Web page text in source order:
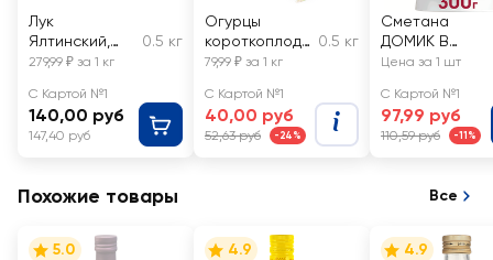
Лук
Ялтинский,
весовой
0.5 кг
279,99 ₽ за 1 кг
С Картой №1
140,00 руб
147,40 руб
Огурцы
короткоплодн
ые грунтовые,
0.5 кг
79,99 ₽ за 1 кг
С Картой №1
40,00 руб
52,63 руб -24%
Сметана
ДОМИК В
ДЕРЕВНЕ 20%,
Цена за 1 шт
С Картой №1
97,99 руб
110,59 руб -11%
Похожие товары Все
5.0 4.9 4.9